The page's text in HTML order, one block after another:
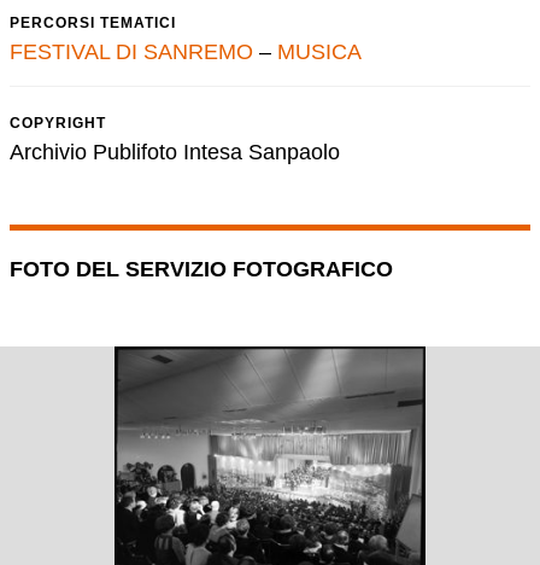
PERCORSI TEMATICI
FESTIVAL DI SANREMO – MUSICA
COPYRIGHT
Archivio Publifoto Intesa Sanpaolo
FOTO DEL SERVIZIO FOTOGRAFICO